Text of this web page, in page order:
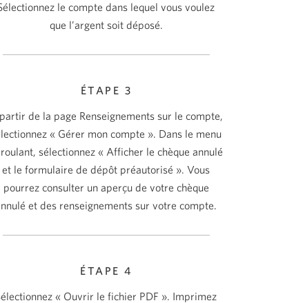
le compte dans lequel vous voulez
que l’argent soit déposé.
ÉTAPE 3
de la page Renseignements sur le compte,
« Gérer mon compte ». Dans le menu
sélectionnez « Afficher le chèque annulé
et le formulaire de dépôt préautorisé ». Vous
pourrez consulter un aperçu de votre chèque
et des renseignements sur votre compte.
ÉTAPE 4
« Ouvrir le fichier PDF ». Imprimez